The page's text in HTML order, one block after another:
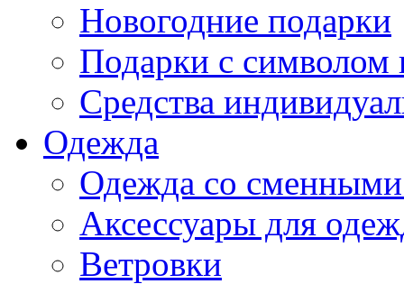
Новогодние подарки
Подарки с символом
Средства
Одежда
Одежда со сменными
Аксессуары для
Ветровки